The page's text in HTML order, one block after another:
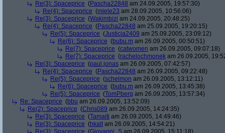
Re(3): Spaceprice (Pascha22848 am 24.09.2005, 19:57:30)
Re(4): Spaceprice (miele23 am 28.09.2005, 10:56:06)
Re(3): Spaceprice (Wakimbizi am 24.09.2005, 20:48:25)
Re(4): Spaceprice (Pascha22848 am 25.09.2005, 19:20:15)
Re(5): Spaceprice (Justicia2409 am 25.09.2005, 23:09:12)
Re(6): Spaceprice (bubu.m am 26.09.2005, 00:50:51)
Re(7): Spaceprice (catwomen am 26.09.2005, 09:07:18)
Re(7): Spaceprice (rachelochmonek am 26.09.2005,
Re(3): Spaceprice (paul.jonas am 26.09.2005, 07:42:57)
Re(4): Spaceprice (Pascha22848 am 26.09.2005, 09:22:48)
Re(5): Spaceprice (schelmon am 26.09.2005, 13:12:11)
Re(6): Spaceprice (bubu.m am 26.09.2005, 13:45:38)
Re(5): Spaceprice (TomPberg am 26.09.2005, 13:57:34)
Re: Spaceprice (bbu am 26.09.2005, 13:52:09)
Re(2): Spaceprice (Chris089 am 26.09.2005, 14:24:35)
Re(3): Spaceprice (Tamaiti am 26.09.2005, 14:49:46)
Re(3): Spaceprice (hkalt am 26.09.2005, 14:54:21)
Re(3): Spaceprice (Giovanni_S am 26.09.2005, 15:11:18)